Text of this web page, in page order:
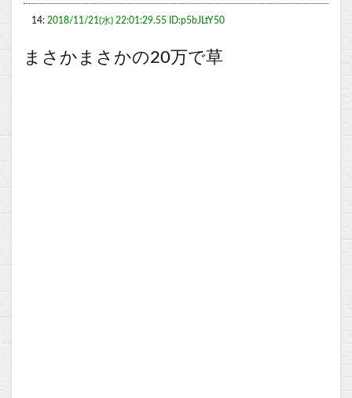
14: 2018/11/21(水) 22:01:29.55 ID:p5bJLtY50
まさかまさかの20万で草